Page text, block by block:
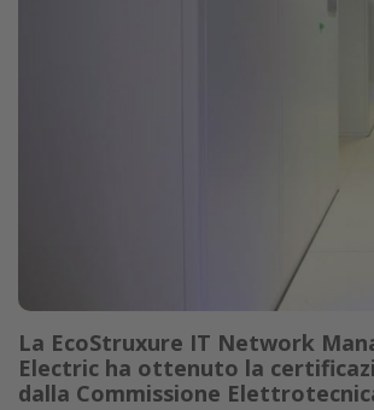
La EcoStruxure IT Network
Electric ha ottenuto la
dalla Commissione